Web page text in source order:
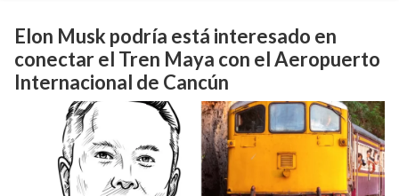
Elon Musk podría está interesado en
conectar el Tren Maya con el Aeropuerto
Internacional de Cancún